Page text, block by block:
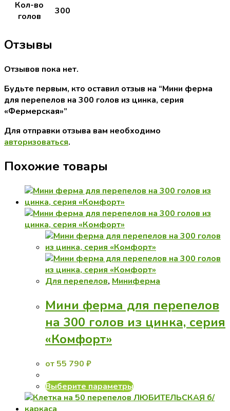
Кол-во
голов
300
Отзывы
Отзывов пока нет.
Будьте первым, кто оставил отзыв на “Мини ферма
для перепелов на 300 голов из цинка, серия
«Фермерская»”
Для отправки отзыва вам необходимо
авторизоваться.
Похожие товары
Для перепелов, Миниферма
Мини ферма для перепелов
на 300 голов из цинка, серия
«Комфорт»
от 55 790 ₽
Выберите параметрыЭтот
товар